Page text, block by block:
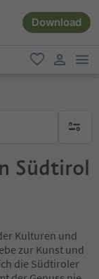
Download
favorit
keine
Südtirol
Kulturen und
zur Kunst und
die Südtiroler